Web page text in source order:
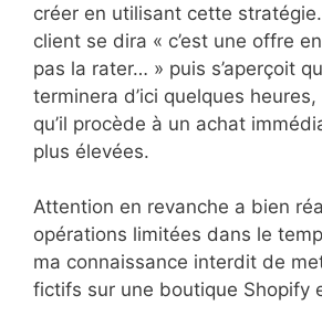
créer en utilisant cette
client se dira « c’est une offre
pas la rater… » puis s’aperçoit
terminera d’ici quelques
qu’il procède à un achat
plus élevées.
Attention en revanche a bien
opérations limitées dans le
ma connaissance interdit de
fictifs sur une boutique Shopify